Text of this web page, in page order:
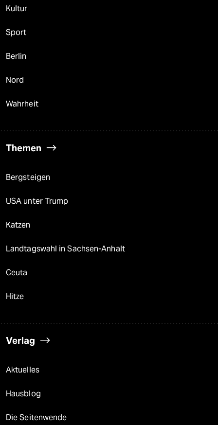
Kultur
Sport
Berlin
Nord
Wahrheit
Themen
Bergsteigen
USA unter Trump
Katzen
Landtagswahl in Sachsen-Anhalt
Ceuta
Hitze
Verlag
Aktuelles
Hausblog
Die Seitenwende